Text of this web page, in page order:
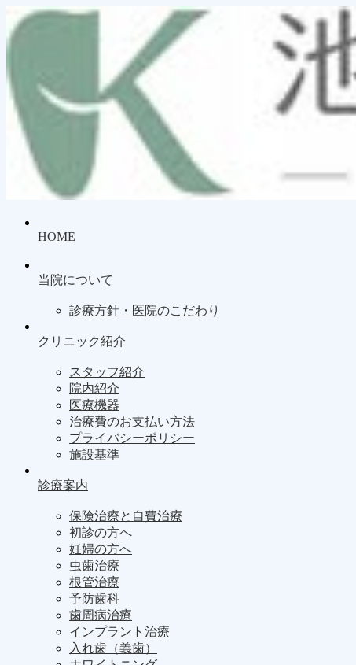
HOME
当院について
診療方針・医院のこだわり
クリニック紹介
スタッフ紹介
院内紹介
医療機器
治療費のお支払い方法
プライバシーポリシー
施設基準
診療案内
保険治療と自費治療
初診の方へ
妊婦の方へ
虫歯治療
根管治療
予防歯科
歯周病治療
インプラント治療
入れ歯（義歯）